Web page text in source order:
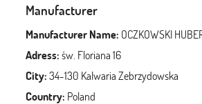
Manufacturer
Manufacturer Name: OCZKOWSKI
Adress:św. Floriana 16
City:34-130 Kalwaria Zebrzydowska
Country: Poland